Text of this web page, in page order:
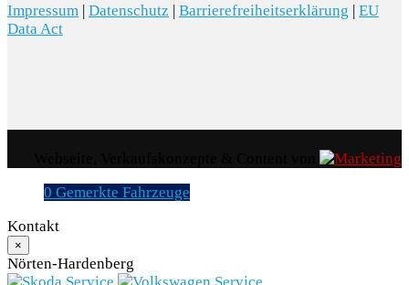
Impressum | Datenschutz | Barrierefreiheitserklärung | EU
Data Act
0 Gemerkte Fahrzeuge
Kontakt
×
Nörten-Hardenberg